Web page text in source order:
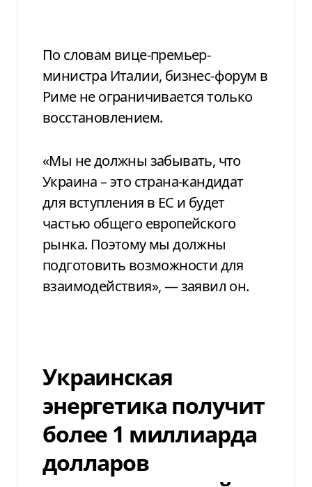
По словам вице-премьер-
министра Италии, бизнес-форум в
Риме не ограничивается только
восстановлением.
«Мы не должны забывать, что
Украина – это страна-кандидат
для вступления в ЕС и будет
частью общего европейского
рынка. Поэтому мы должны
подготовить возможности для
взаимодействия», — заявил он.
Украинская
энергетика получит
более 1 миллиарда
долларов